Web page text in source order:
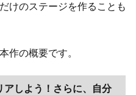
けのステージを作ることも
作の概要です。
アしよう！さらに、自分